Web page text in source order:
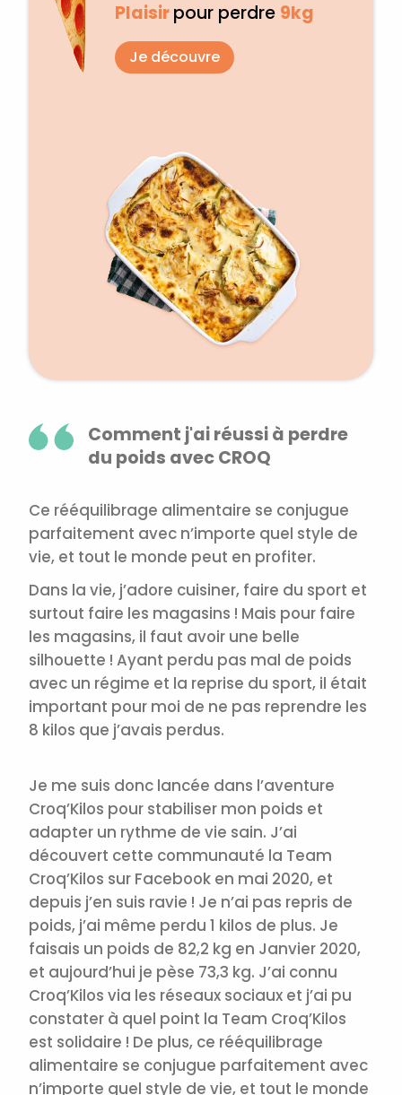
Plaisirpour perdre 9kg
Je découvre
Comment j'ai réussi à perdre
du poids avec CROQ
Ce rééquilibrage alimentaire se conjugue
parfaitement avec n’importe quel style de
vie, et tout le monde peut en profiter.
Dans la vie, j’adore cuisiner, faire du sport et
surtout faire les magasins ! Mais pour faire
les magasins, il faut avoir une belle
silhouette ! Ayant perdu pas mal de poids
avec un régime et la reprise du sport, il était
important pour moi de ne pas reprendre les
8 kilos que j’avais perdus.
Je me suis donc lancée dans l’aventure
Croq’Kilos pour stabiliser mon poids et
adapter un rythme de vie sain. J’ai
découvert cette communauté la Team
Croq’Kilos sur Facebook en mai 2020, et
depuis j’en suis ravie ! Je n’ai pas repris de
poids, j’ai même perdu 1 kilos de plus. Je
faisais un poids de 82,2 kg en Janvier 2020,
et aujourd’hui je pèse 73,3 kg. J’ai connu
Croq’Kilos via les réseaux sociaux et j’ai pu
constater à quel point la Team Croq’Kilos
est solidaire ! De plus, ce rééquilibrage
alimentaire se conjugue parfaitement avec
n’importe quel style de vie, et tout le monde